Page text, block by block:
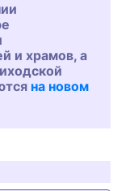
и храмов, а
на новом